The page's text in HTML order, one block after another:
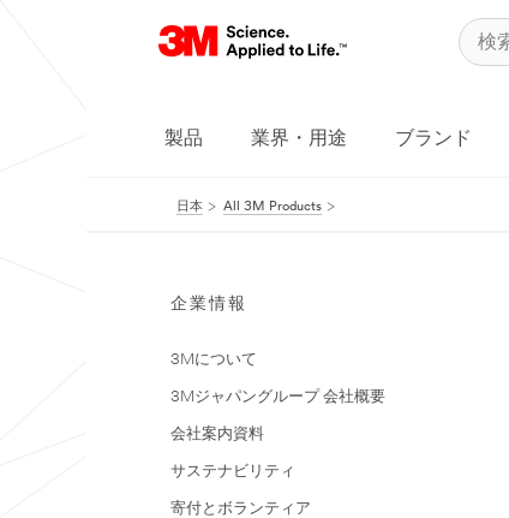
製品 業界・用途 ブランド
日本 All 3M Products
企業情報
3Mについて
3Mジャパングループ 会社概要
会社案内資料
サステナビリティ
寄付とボランティア